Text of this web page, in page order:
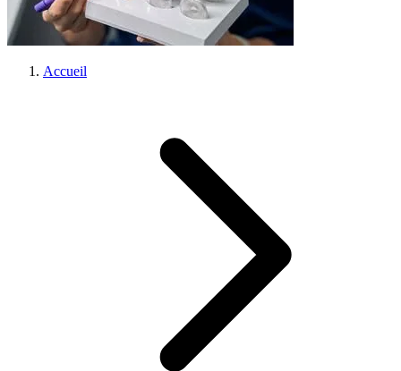
Accueil